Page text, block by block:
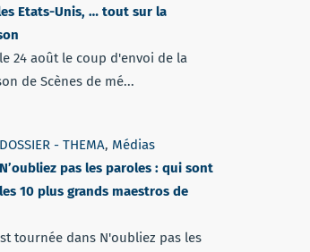
Etats-Unis, … tout sur la
24 août le coup d'envoi de la
de Scènes de mé...
DOSSIER - THEMA, Médias
N’oubliez pas les paroles : qui sont
les 10 plus grands maestros de
tournée dans N'oubliez pas les